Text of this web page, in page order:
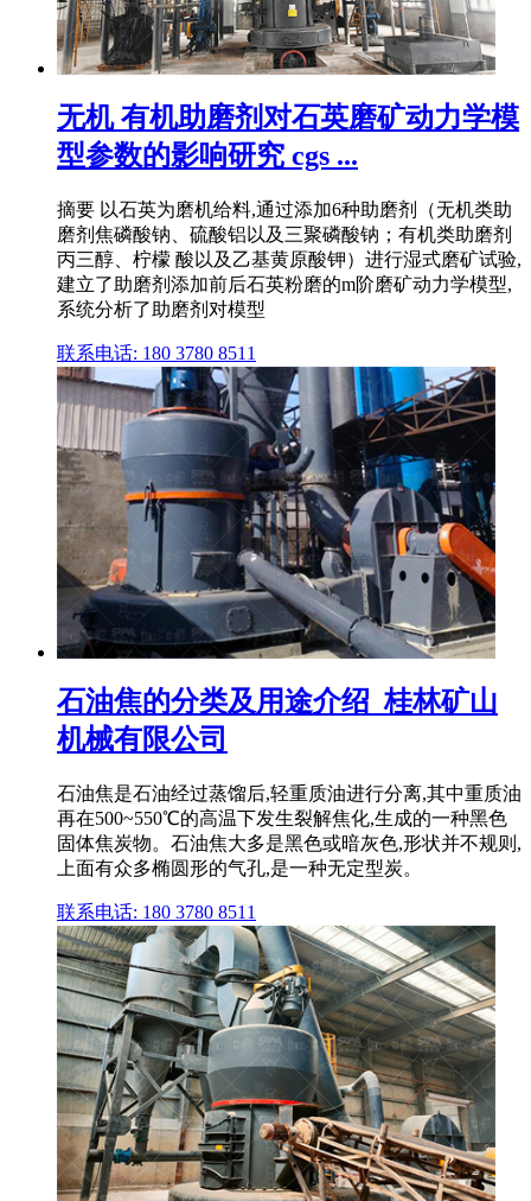
无机 有机助磨剂对石英磨矿动力学模
型参数的影响研究 cgs ...
摘要 以石英为磨机给料,通过添加6种助磨剂（无机类助
磨剂焦磷酸钠、硫酸铝以及三聚磷酸钠；有机类助磨剂
丙三醇、柠檬 酸以及乙基黄原酸钾）进行湿式磨矿试验,
建立了助磨剂添加前后石英粉磨的m阶磨矿动力学模型,
系统分析了助磨剂对模型
联系电话: 180 3780 8511
石油焦的分类及用途介绍_桂林矿山
机械有限公司
石油焦是石油经过蒸馏后,轻重质油进行分离,其中重质油
再在500~550℃的高温下发生裂解焦化,生成的一种黑色
固体焦炭物。石油焦大多是黑色或暗灰色,形状并不规则,
上面有众多椭圆形的气孔,是一种无定型炭。
联系电话: 180 3780 8511